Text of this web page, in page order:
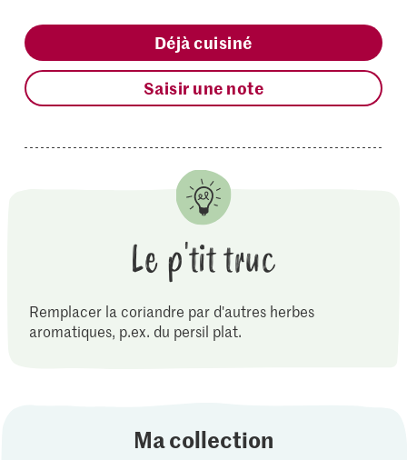
Déjà cuisiné
Saisir une note
Le p'tit truc
Remplacer la coriandre par d'autres herbes
aromatiques, p.ex. du persil plat.
Ma collection